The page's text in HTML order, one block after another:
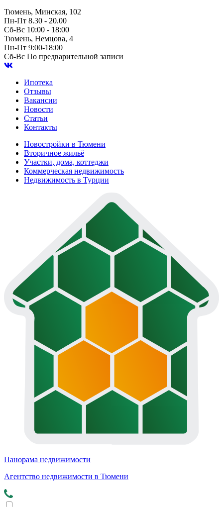
Тюмень, Минская, 102
Пн-Пт 8.30 - 20.00
Сб-Вс 10:00 - 18:00
Тюмень, Немцова, 4
Пн-Пт 9:00-18:00
Сб-Вс По предварительной записи
Ипотека
Отзывы
Вакансии
Новости
Статьи
Контакты
Новостройки в Тюмени
Вторичное жильё
Участки, дома, коттеджи
Коммерческая недвижимость
Недвижимость в Турции
Панорама недвижимости
Агентство недвижимости в Тюмени